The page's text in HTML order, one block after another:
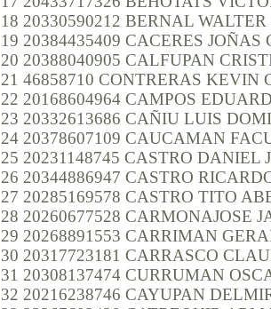
18 20330590212 BERNAL WALTER
19 20384435409 CACERES JOÑAS
20 20388040905 CALFUPAN
21 46858710 CONTRERAS KEVIN
22 20168604964 CAMPOS
23 20332613686 CAÑIU LUIS
24 20378607109 CAUCAMAN
25 20231148745 CASTRO DANIEL
26 20344886947 CASTRO
27 20285169578 CASTRO TITO
28 20260677528 CARMONAJOSE
29 20268891553 CARRIMAN
30 20317723181 CARRASCO
31 20308137474 CURRUMAN
32 20216238746 CAYUPAN